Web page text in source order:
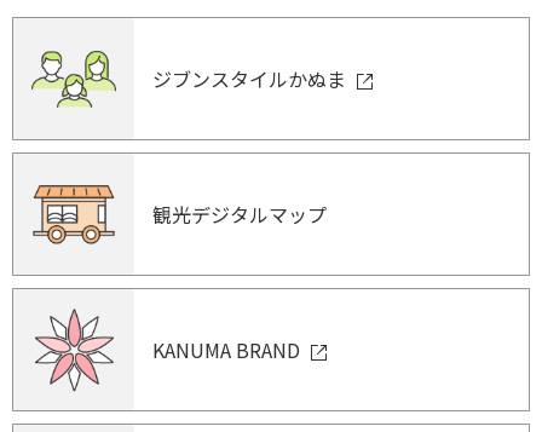
ジブンスタイルかぬま
観光デジタルマップ
KANUMA BRAND